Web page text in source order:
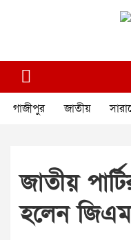
গাজীপুর কণ্ঠ
গাজীপুর জাতীয়
জাতীয়
হলেন